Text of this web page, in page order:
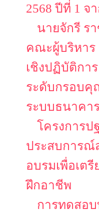
2568 ปีที่ 1 จ
นายจักรี ร
คณะผู้บริหาร
เชิงปฏิบัติกา
ระดับกรอบคุ
ระบบธนาคา
โครงการ
ประสบการณ์
อบรมเพื่อเต
ฝึกอาชีพ
การทดสอบ